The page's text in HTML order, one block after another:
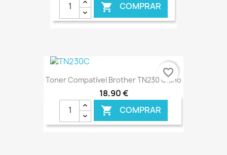
 COMPRAR
€ ONLINE
Toner Compatível Brother TN230 Ciano
18,90 €
 COMPRAR
favorite_border